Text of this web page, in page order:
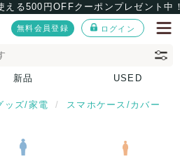
える500円OFFクーポンプレゼント中
無料会員登録 ログイン
新品 USED
ッズ/家電
スマホケース/カバー